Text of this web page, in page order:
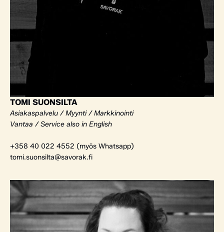
TOMI SUONSILTA
Asiakaspalvelu / Myynti / Markkinointi
Vantaa / Service also in English
+358 40 022 4552 (myös Whatsapp)
tomi.suonsilta@savorak.fi